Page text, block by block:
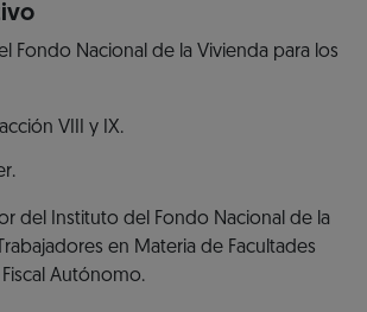
Fondo Nacional de la Vivienda para los
VIII y IX.
del Instituto del Fondo Nacional de la
en Materia de Facultades
Autónomo.